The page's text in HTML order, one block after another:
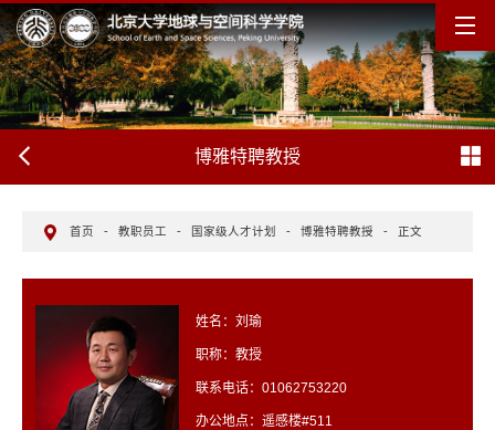
博雅特聘教授
首页 - 教职员工 - 国家级人才计划 - 博雅特聘教授 - 正文
姓名：刘瑜
职称：教授
联系电话：01062753220
办公地点：遥感楼#511